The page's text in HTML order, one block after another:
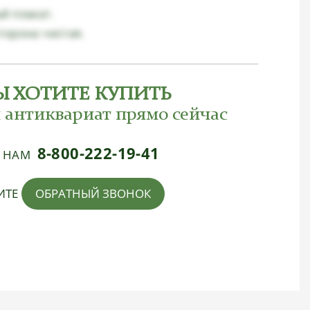
плакат.
чистая.
ХОТИТЕ КУПИТЬ
прямо сейчас
НАМ 8-800-222-19-41
ОБРАТНЫЙ ЗВОНОК